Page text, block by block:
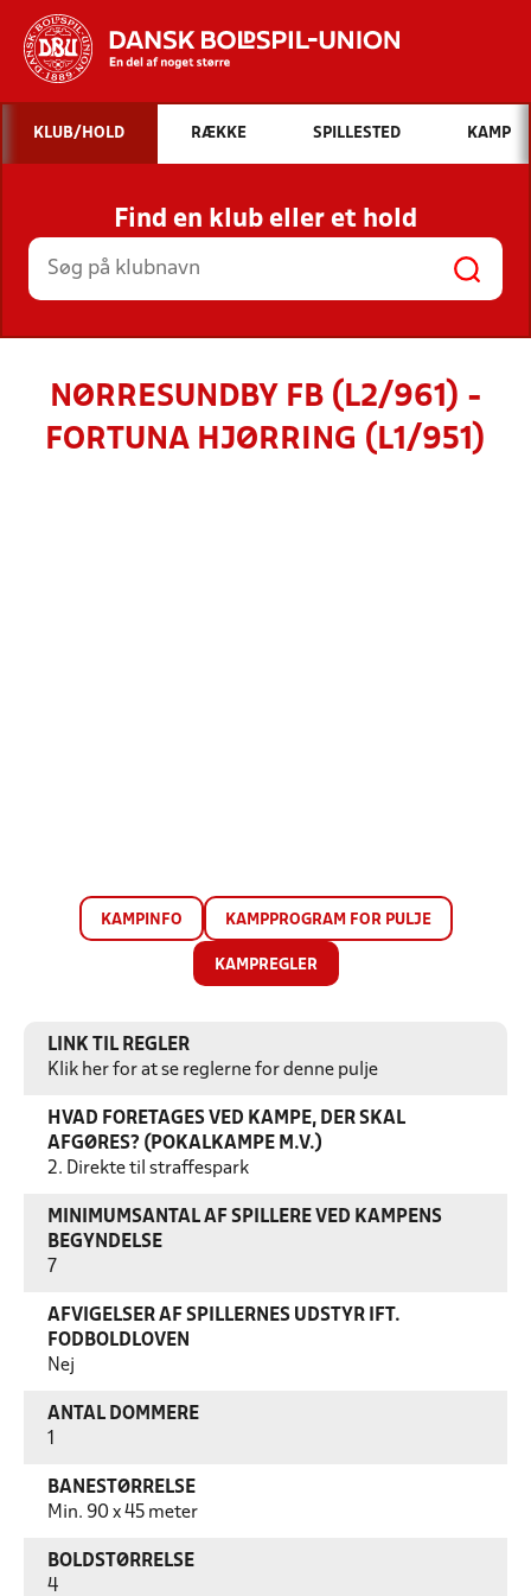
Hvad vil du søge efter?
INDHOLD OG NYHEDER
STILLINGER, RESULTATER, KLUBBER OG
HOLD
KLUB/HOLD RÆKKE SPILLESTED KAMP
Find en klub eller et hold
NØRRESUNDBY FB (L2/961) -
FORTUNA HJØRRING (L1/951)
KAMPINFO KAMPPROGRAM FOR PULJE
KAMPREGLER
LINK TIL REGLER
Klik her for at se reglerne for denne pulje
HVAD FORETAGES VED KAMPE, DER SKAL
AFGØRES? (POKALKAMPE M.V.)
2. Direkte til straffespark
MINIMUMSANTAL AF SPILLERE VED KAMPENS
BEGYNDELSE
7
AFVIGELSER AF SPILLERNES UDSTYR IFT.
FODBOLDLOVEN
Nej
ANTAL DOMMERE
BANESTØRRELSE
Min. 90 x 45 meter
BOLDSTØRRELSE
4